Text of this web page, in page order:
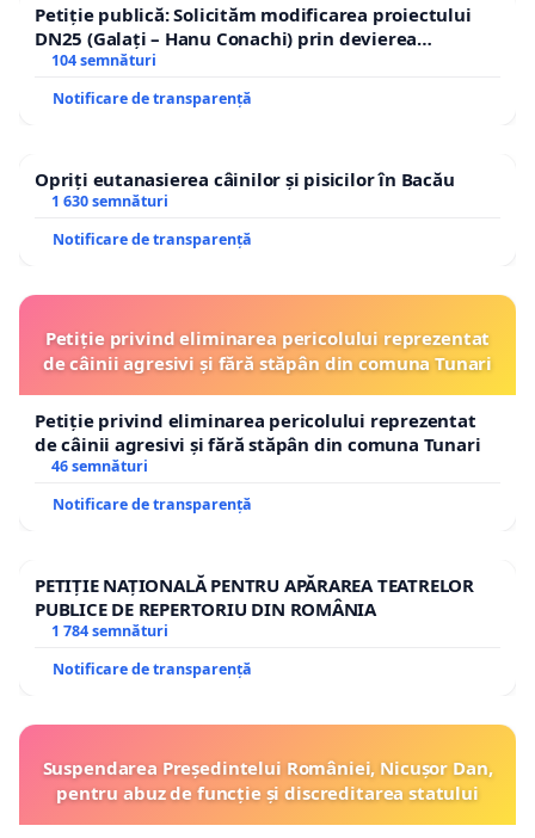
Petiție publică: Solicităm modificarea proiectului
DN25 (Galați – Hanu Conachi) prin devierea
traseului în afara localităților!
104 semnături
Notificare de transparență
Opriți eutanasierea câinilor și pisicilor în Bacău
1 630 semnături
Notificare de transparență
Petiție privind eliminarea pericolului reprezentat
de câinii agresivi și fără stăpân din comuna Tunari
Petiție privind eliminarea pericolului reprezentat
de câinii agresivi și fără stăpân din comuna Tunari
46 semnături
Notificare de transparență
PETIȚIE NAȚIONALĂ PENTRU APĂRAREA TEATRELOR
PUBLICE DE REPERTORIU DIN ROMÂNIA
1 784 semnături
Notificare de transparență
Suspendarea Președintelui României, Nicușor Dan,
pentru abuz de funcție și discreditarea statului